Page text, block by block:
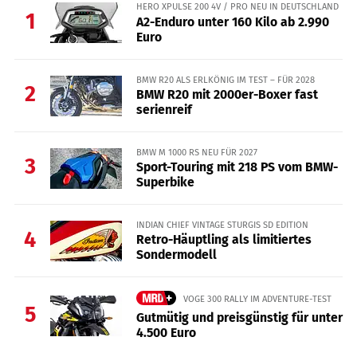
1
HERO XPULSE 200 4V / PRO NEU IN DEUTSCHLAND
A2-Enduro unter 160 Kilo ab 2.990
Euro
2
BMW R20 ALS ERLKÖNIG IM TEST – FÜR 2028
BMW R20 mit 2000er-Boxer fast
serienreif
3
BMW M 1000 RS NEU FÜR 2027
Sport-Touring mit 218 PS vom BMW-
Superbike
4
INDIAN CHIEF VINTAGE STURGIS SD EDITION
Retro-Häuptling als limitiertes
Sondermodell
5
VOGE 300 RALLY IM ADVENTURE-TEST
Gutmütig und preisgünstig für unter
4.500 Euro